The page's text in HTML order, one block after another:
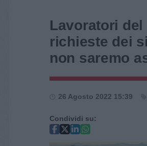
Lavoratori
richieste dei
non saremo
26 Agosto 2022 15:39
Condividi su: